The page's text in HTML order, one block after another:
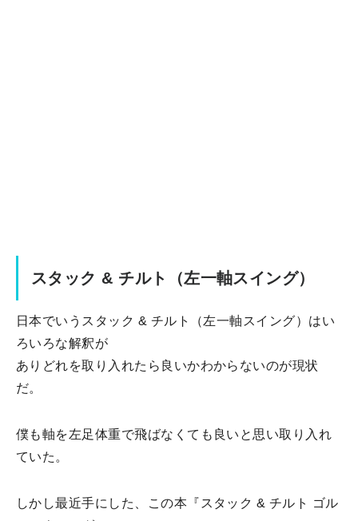
スタック & チルト（左一軸スイング）
日本でいうスタック & チルト（左一軸スイング）はい
ろいろな解釈が
ありどれを取り入れたら良いかわからないのが現状
だ。
僕も軸を左足体重で飛ばなくても良いと思い取り入れ
ていた。
しかし最近手にした、この本『スタック & チルト ゴル